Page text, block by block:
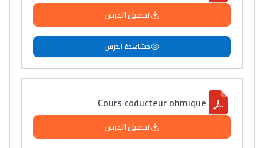
تحميل الدرس
مشاهدة الدرس
Cours coducteur ohmique
تحميل الدرس